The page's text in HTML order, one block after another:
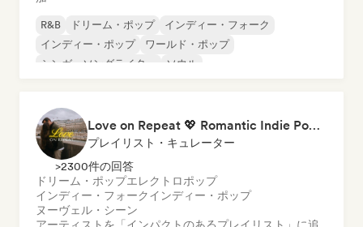
R&B ドリーム・ポップ
インディー・フォーク
インディー・ポップ
ワールド・ポップ
シンガーソングライター
ソウル
Love on Repeat 💖 Romantic Indie Pop, Neo Soul & Singer-Songwriter
プレイリスト・キュレーター
>2300件の回答
ドリーム・ポップエレクトロポップ
インディー・フォークインディー・ポップ
ヌーヴェル・シーン